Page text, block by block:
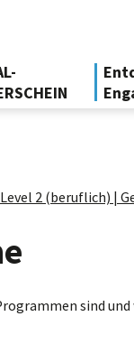
Level 2 (beruflich) |
sind